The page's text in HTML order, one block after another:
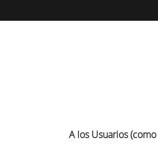
A los Usuarios